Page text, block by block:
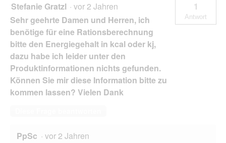
Stefanie Gratzl · vor 2 Jahren
Sehr geehrte Damen und Herren, ich
benötige für eine Rationsberechnung
bitte den Energiegehalt in kcal oder kj,
dazu habe ich leider unter den
Produktinformationen nichts gefunden.
Können Sie mir diese Information bitte zu
kommen lassen? Vielen Dank
1
Antwort
PpSc · vor 2 Jahren